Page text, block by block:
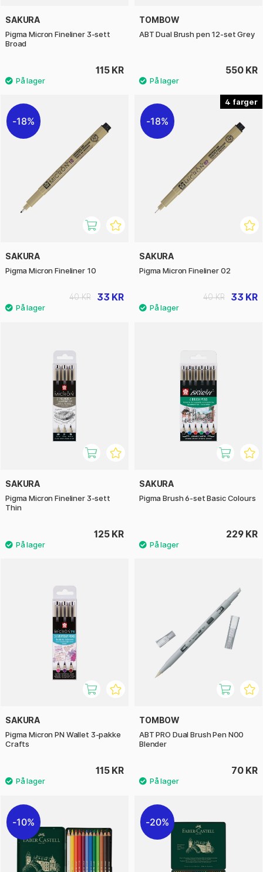
SAKURA
Pigma Micron Fineliner 3-sett
Broad
115 KR
TOMBOW
ABT Dual Brush pen 12-set Grey
550 KR
18%
SAKURA
Pigma Micron Fineliner 10
33 KR
40 KR
4
18%
SAKURA
Pigma Micron Fineliner 02
33 KR
40 KR
SAKURA
Pigma Micron Fineliner 3-sett
Thin
125 KR
SAKURA
Pigma Brush 6-set Basic Colours
229 KR
SAKURA
Pigma Micron PN Wallet 3-pakke
Crafts
115 KR
TOMBOW
ABT PRO Dual Brush Pen N00
Blender
70 KR
10% 20%